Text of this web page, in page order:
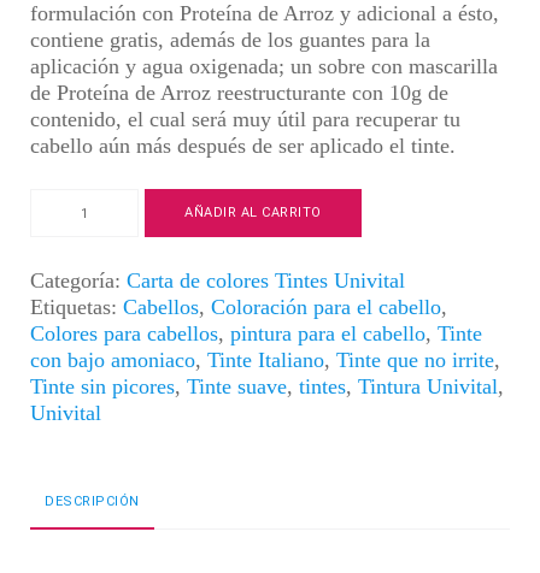
formulación con Proteína de Arroz y adicional a ésto,
contiene gratis, además de los guantes para la
aplicación y agua oxigenada; un sobre con mascarilla
de Proteína de Arroz reestructurante con 10g de
contenido, el cual será muy útil para recuperar tu
cabello aún más después de ser aplicado el tinte.
Tintura
Univital
Color
Rubio
Claro
Dorado
Cenizo
|
AÑADIR AL CARRITO
Categoría: Carta de colores Tintes Univital
Etiquetas: Cabellos, Coloración para el cabello,
Colores para cabellos, pintura para el cabello, Tinte
con bajo amoniaco, Tinte Italiano, Tinte que no irrite,
Tinte sin picores, Tinte suave, tintes, Tintura Univital,
Univital
DESCRIPCIÓN